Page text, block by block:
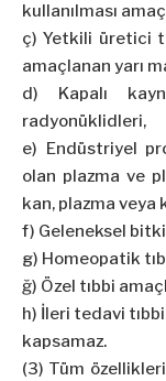
kullanılması
ç) Yetkili üretici
amaçlanan yarı
d) Kapalı
radyonüklidleri,
e) Endüstriyel
olan plazma ve
kan, plazma veya
f) Geleneksel
g) Homeopatik
ğ) Özel tıbbi
h) İleri tedavi
kapsamaz.
(3) Tüm